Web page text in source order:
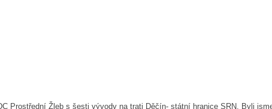
Prostřední Žleb s šesti vývody na trati Děčín- státní hranice SRN. Byli